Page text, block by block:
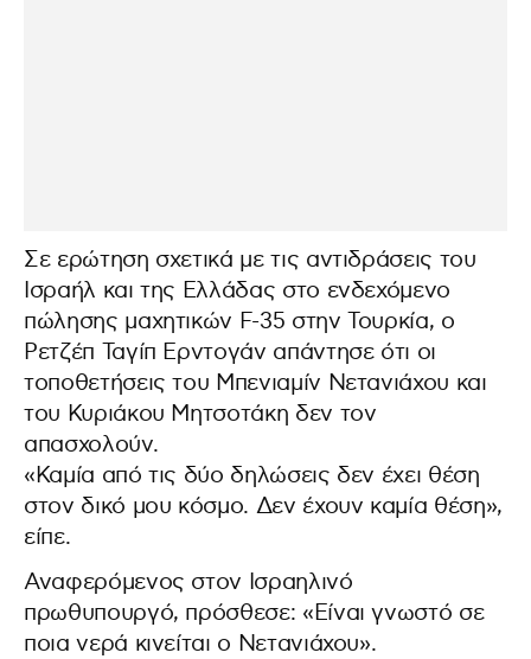
Σε ερώτηση σχετικά με τις αντιδράσεις του
Ισραήλ και της Ελλάδας στο ενδεχόμενο
πώλησης μαχητικών F-35 στην Τουρκία, ο
Ρετζέπ Ταγίπ Ερντογάν απάντησε ότι οι
τοποθετήσεις του Μπενιαμίν Νετανιάχου και
του Κυριάκου Μητσοτάκη δεν τον
απασχολούν.
«Καμία από τις δύο δηλώσεις δεν έχει θέση
στον δικό μου κόσμο. Δεν έχουν καμία θέση»,
είπε.
Αναφερόμενος στον Ισραηλινό
πρωθυπουργό, πρόσθεσε: «Είναι γνωστό σε
ποια νερά κινείται ο Νετανιάχου».